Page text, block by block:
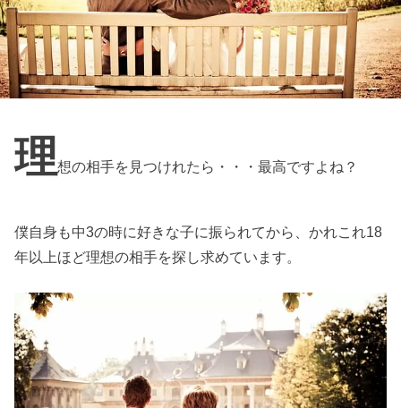
理想の相手を見つけれたら・・・最高ですよね？
僕自身も中3の時に好きな子に振られてから、かれこれ18
年以上ほど理想の相手を探し求めています。